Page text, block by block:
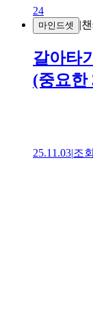
24
마인드셋 |
갈아타
(중요한
25.11.03|조